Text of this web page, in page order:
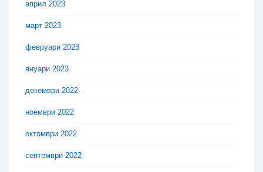
април 2023
март 2023
февруари 2023
януари 2023
декември 2022
ноември 2022
октомври 2022
септември 2022